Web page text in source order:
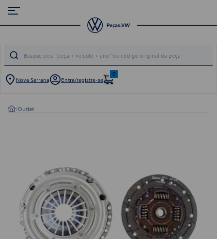
Nova Serrana Entre/registre-se
0
/Outlet